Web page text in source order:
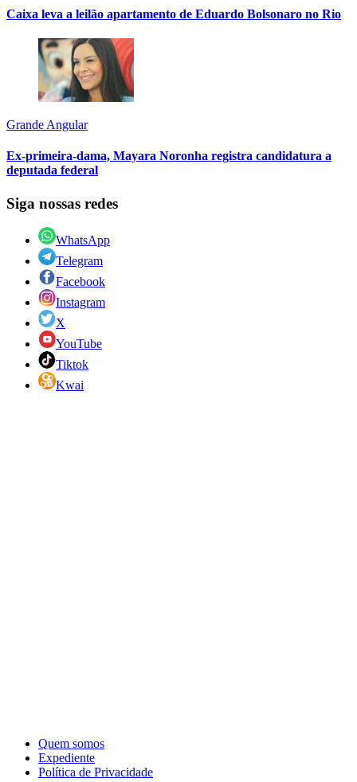
Caixa leva a leilão apartamento de Eduardo Bolsonaro no Rio
Grande Angular
Ex-primeira-dama, Mayara Noronha registra candidatura a
deputada federal
Siga nossas redes
WhatsApp
Telegram
Facebook
Instagram
X
YouTube
Tiktok
Kwai
Quem somos
Expediente
Política de Privacidade